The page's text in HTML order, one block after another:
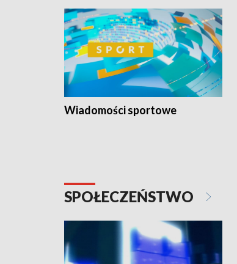
Wiadomości sportowe
SPOŁECZEŃSTWO